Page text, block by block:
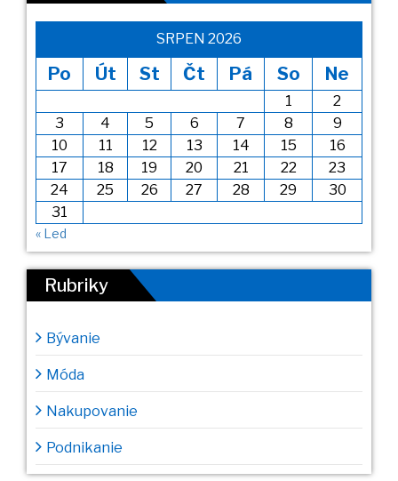
SRPEN 2026
Po Út St Čt Pá So Ne
1
2
3
4 5 6 7 8
9
10
11 12 13 14 15
16
17
18 19 20 21 22
23
24
25 26 27 28 29
30
31
« Led
Rubriky
Bývanie
Móda
Nakupovanie
Podnikanie